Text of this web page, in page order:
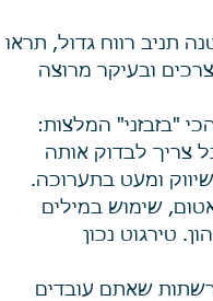
תניב רווח גדול, תראו
ובעיקר מרוצה
"בזבזני" המלצות:
צריך לבדוק אותה
שימוש במילים
טירגוט נכון
שאתם עובדים